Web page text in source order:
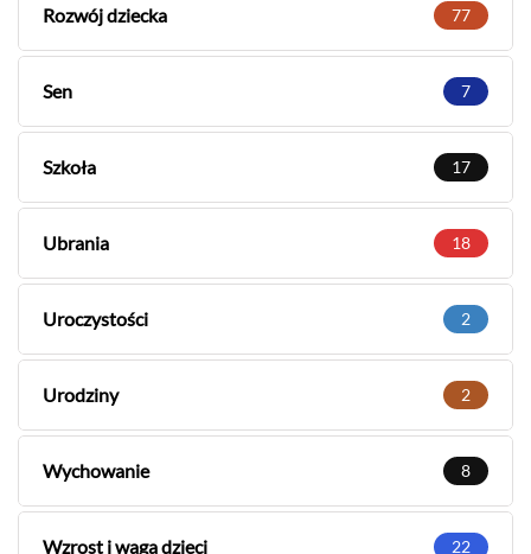
Rozwój dziecka 77
Sen 7
Szkoła 17
Ubrania 18
Uroczystości 2
Urodziny 2
Wychowanie 8
Wzrost i waga dzieci 22